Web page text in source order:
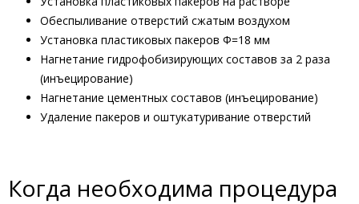
Обеспыливание отверстий сжатым воздухом
Установка пластиковых пакеров Ф=18 мм
Нагнетание гидрофобизирующих составов за 2 раза
(инъецирование)
Нагнетание цементных составов (инъецирование)
Удаление пакеров и оштукатуривание отверстий
Когда необходима процедура